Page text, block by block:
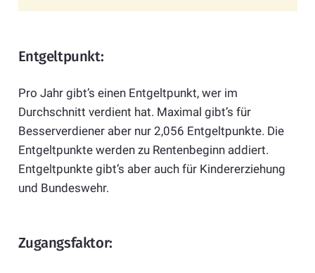
Entgeltpunkt:
Pro Jahr gibt’s einen Entgeltpunkt, wer im
Durchschnitt verdient hat. Maximal gibt’s für
Besserverdiener aber nur 2,056 Entgeltpunkte. Die
Entgeltpunkte werden zu Rentenbeginn addiert.
Entgeltpunkte gibt’s aber auch für Kindererziehung
und Bundeswehr.
Zugangsfaktor: